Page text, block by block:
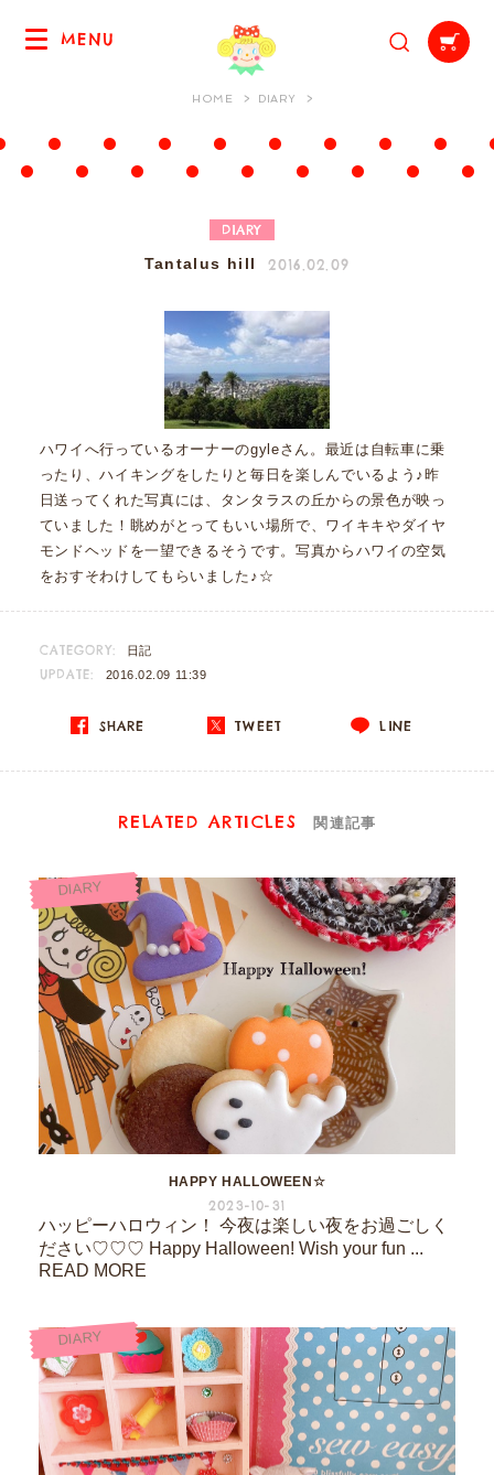
MENU
HOME DIARY
DIARY
Tantalus hill 2016.02.09
ハワイへ行っているオーナーのgyleさん。最近は自転車に乗
ったり、ハイキングをしたりと毎日を楽しんでいるよう♪昨
日送ってくれた写真には、タンタラスの丘からの景色が映っ
ていました！眺めがとってもいい場所で、ワイキキやダイヤ
モンドヘッドを一望できるそうです。写真からハワイの空気
をおすそわけしてもらいました♪☆
CATEGORY: 日記
UPDATE: 2016.02.09 11:39
SHARE TWEET LINE
RELATED ARTICLES 関連記事
DIARY
HAPPY HALLOWEEN☆
2023-10-31
ハッピーハロウィン！ 今夜は楽しい夜をお過ごしく
ださい♡♡♡ Happy Halloween! Wish your fun ...
READ MORE
DIARY